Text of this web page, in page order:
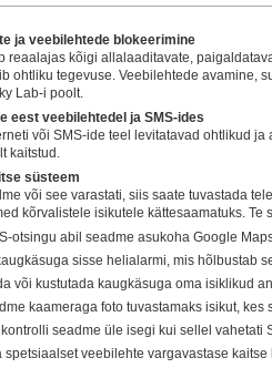
ja veebilehtede blokeerimine
reaalajas kõigi allalaaditavate,
ohtliku tegevuse. Veebilehtede avamine,
Lab-i poolt.
eest veebilehtedel ja SMS-ides
või SMS-ide teel levitatavad ohtlikud
kaitstud.
süsteem
või see varastati, siis saate tuvastada
kõrvalistele isikutele kättesaamatuks. Te
otsingu abil seadme asukoha Google
sisse helialarmi, mis hõlbustab
või kustutada kaugkäsuga oma isiklikud
kaameraga foto tuvastamaks isikut, kes
seadme üle isegi kui sellel vahetati
spetsiaalset veebilehte vargavastase